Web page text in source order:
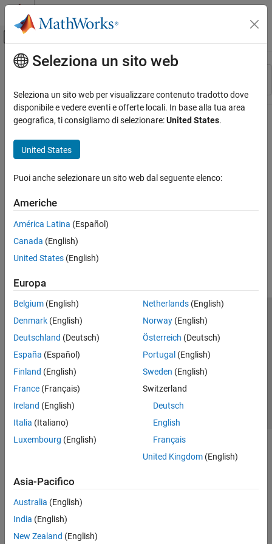
Vai al contenuto
Attiva/disattiva menu di navigazione
Risorsa
Stato
Contenuto principale
Seleziona un sito web
Seleziona un sito web per visualizzare contenuto tradotto dove
disponibile e vedere eventi e offerte locali. In base alla tua area
geografica, ti consigliamo di selezionare:United States.
United States
Puoi anche selezionare un sito web dal seguente elenco:
Americhe
América Latina (Español)
Canada (English)
United States (English)
Europa
Belgium (English)
Denmark (English)
Deutschland (Deutsch)
España (Español)
Finland (English)
France (Français)
Ireland (English)
Italia (Italiano)
Luxembourg (English)
Netherlands(English)
Norway(English)
Österreich (Deutsch)
Portugal (English)
Sweden (English)
Switzerland
Deutsch
English
Français
United Kingdom(English)
Asia-Pacifico
Australia (English)
India (English)
New Zealand (English)
Centro di fiducia
Informativa sulla privacy
Antipirateria
Stato dell'applicazione
Contatti
© 1994-2026 The MathWorks, Inc.